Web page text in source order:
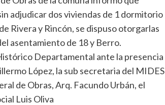
adjudicar dos viviendas de 1 dormitorio
Rivera y Rincón, se dispuso otorgarlas
asentamiento de 18 y Berro.
Departamental ante la presencia
López, la sub secretaria del MIDES
de Obras, Arq. Facundo Urbán, el
Luis Oliva